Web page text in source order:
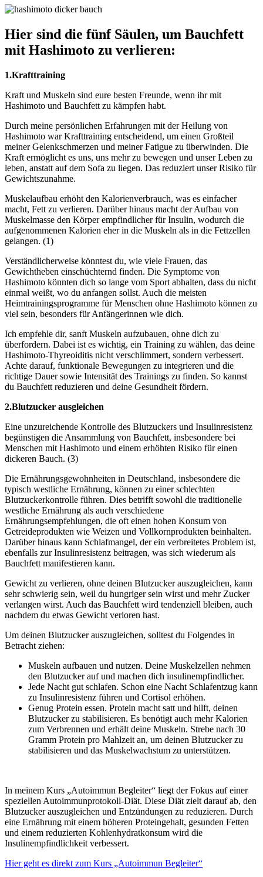
Hier sind die fünf Säulen, um Bauchfett
mit Hashimoto zu verlieren:
1.Krafttraining
Kraft und Muskeln sind eure besten Freunde, wenn ihr mit
Hashimoto und Bauchfett zu kämpfen habt.
Durch meine persönlichen Erfahrungen mit der Heilung von
Hashimoto war Krafttraining entscheidend, um einen Großteil
meiner Gelenkschmerzen und meiner Fatigue zu überwinden. Die
Kraft ermöglicht es uns, uns mehr zu bewegen und unser Leben zu
leben, anstatt auf dem Sofa zu liegen. Das reduziert unser Risiko für
Gewichtszunahme.
Muskelaufbau erhöht den Kalorienverbrauch, was es einfacher
macht, Fett zu verlieren. Darüber hinaus macht der Aufbau von
Muskelmasse den Körper empfindlicher für Insulin, wodurch die
aufgenommenen Kalorien eher in die Muskeln als in die Fettzellen
gelangen. (1)
Verständlicherweise könntest du, wie viele Frauen, das
Gewichtheben einschüchternd finden. Die Symptome von
Hashimoto könnten dich so lange vom Sport abhalten, dass du nicht
einmal weißt, wo du anfangen sollst. Auch die meisten
Heimtrainingsprogramme für Menschen ohne Hashimoto können zu
viel sein, besonders für Anfängerinnen wie dich.
Ich empfehle dir, sanft Muskeln aufzubauen, ohne dich zu
überfordern. Dabei ist es wichtig, ein Training zu wählen, das deine
Hashimoto-Thyreoiditis nicht verschlimmert, sondern verbessert.
Achte darauf, funktionale Bewegungen zu integrieren und die
richtige Dauer sowie Intensität des Trainings zu finden. So kannst
du Bauchfett reduzieren und deine Gesundheit fördern.
2.Blutzucker ausgleichen
Eine unzureichende Kontrolle des Blutzuckers und Insulinresistenz
begünstigen die Ansammlung von Bauchfett, insbesondere bei
Menschen mit Hashimoto und einem erhöhten Risiko für einen
dickeren Bauch. (3)
Die Ernährungsgewohnheiten in Deutschland, insbesondere die
typisch westliche Ernährung, können zu einer schlechten
Blutzuckerkontrolle führen. Dies betrifft sowohl die traditionelle
westliche Ernährung als auch verschiedene
Ernährungsempfehlungen, die oft einen hohen Konsum von
Getreideprodukten wie Weizen und Vollkornprodukten beinhalten.
Darüber hinaus kann Schlafmangel, der ein verbreitetes Problem ist,
ebenfalls zur Insulinresistenz beitragen, was sich wiederum als
Bauchfett manifestieren kann.
Gewicht zu verlieren, ohne deinen Blutzucker auszugleichen, kann
sehr schwierig sein, weil du hungriger sein wirst und mehr Zucker
verlangen wirst. Auch das Bauchfett wird tendenziell bleiben, auch
nachdem du etwas Gewicht verloren hast.
Um deinen Blutzucker auszugleichen, solltest du Folgendes in
Betracht ziehen:
Muskeln aufbauen und nutzen. Deine Muskelzellen nehmen
den Blutzucker auf und machen dich insulinempfindlicher.
Jede Nacht gut schlafen. Schon eine Nacht Schlafentzug kann
zu Insulinresistenz führen und Cortisol erhöhen.
Genug Protein essen. Protein macht satt und hilft, deinen
Blutzucker zu stabilisieren. Es benötigt auch mehr Kalorien
zum Verbrennen und erhält deine Muskeln. Strebe nach 30
Gramm Protein pro Mahlzeit an, um deinen Blutzucker zu
stabilisieren und das Muskelwachstum zu unterstützen.
In meinem Kurs „Autoimmun Begleiter“ liegt der Fokus auf einer
speziellen Autoimmunprotokoll-Diät. Diese Diät zielt darauf ab, den
Blutzucker auszugleichen und Entzündungen zu reduzieren. Durch
eine Ernährung mit einem höheren Proteingehalt, gesunden Fetten
und einem reduzierten Kohlenhydratkonsum wird die
Insulinempfindlichkeit verbessert.
Hier geht es direkt zum Kurs „Autoimmun Begleiter“